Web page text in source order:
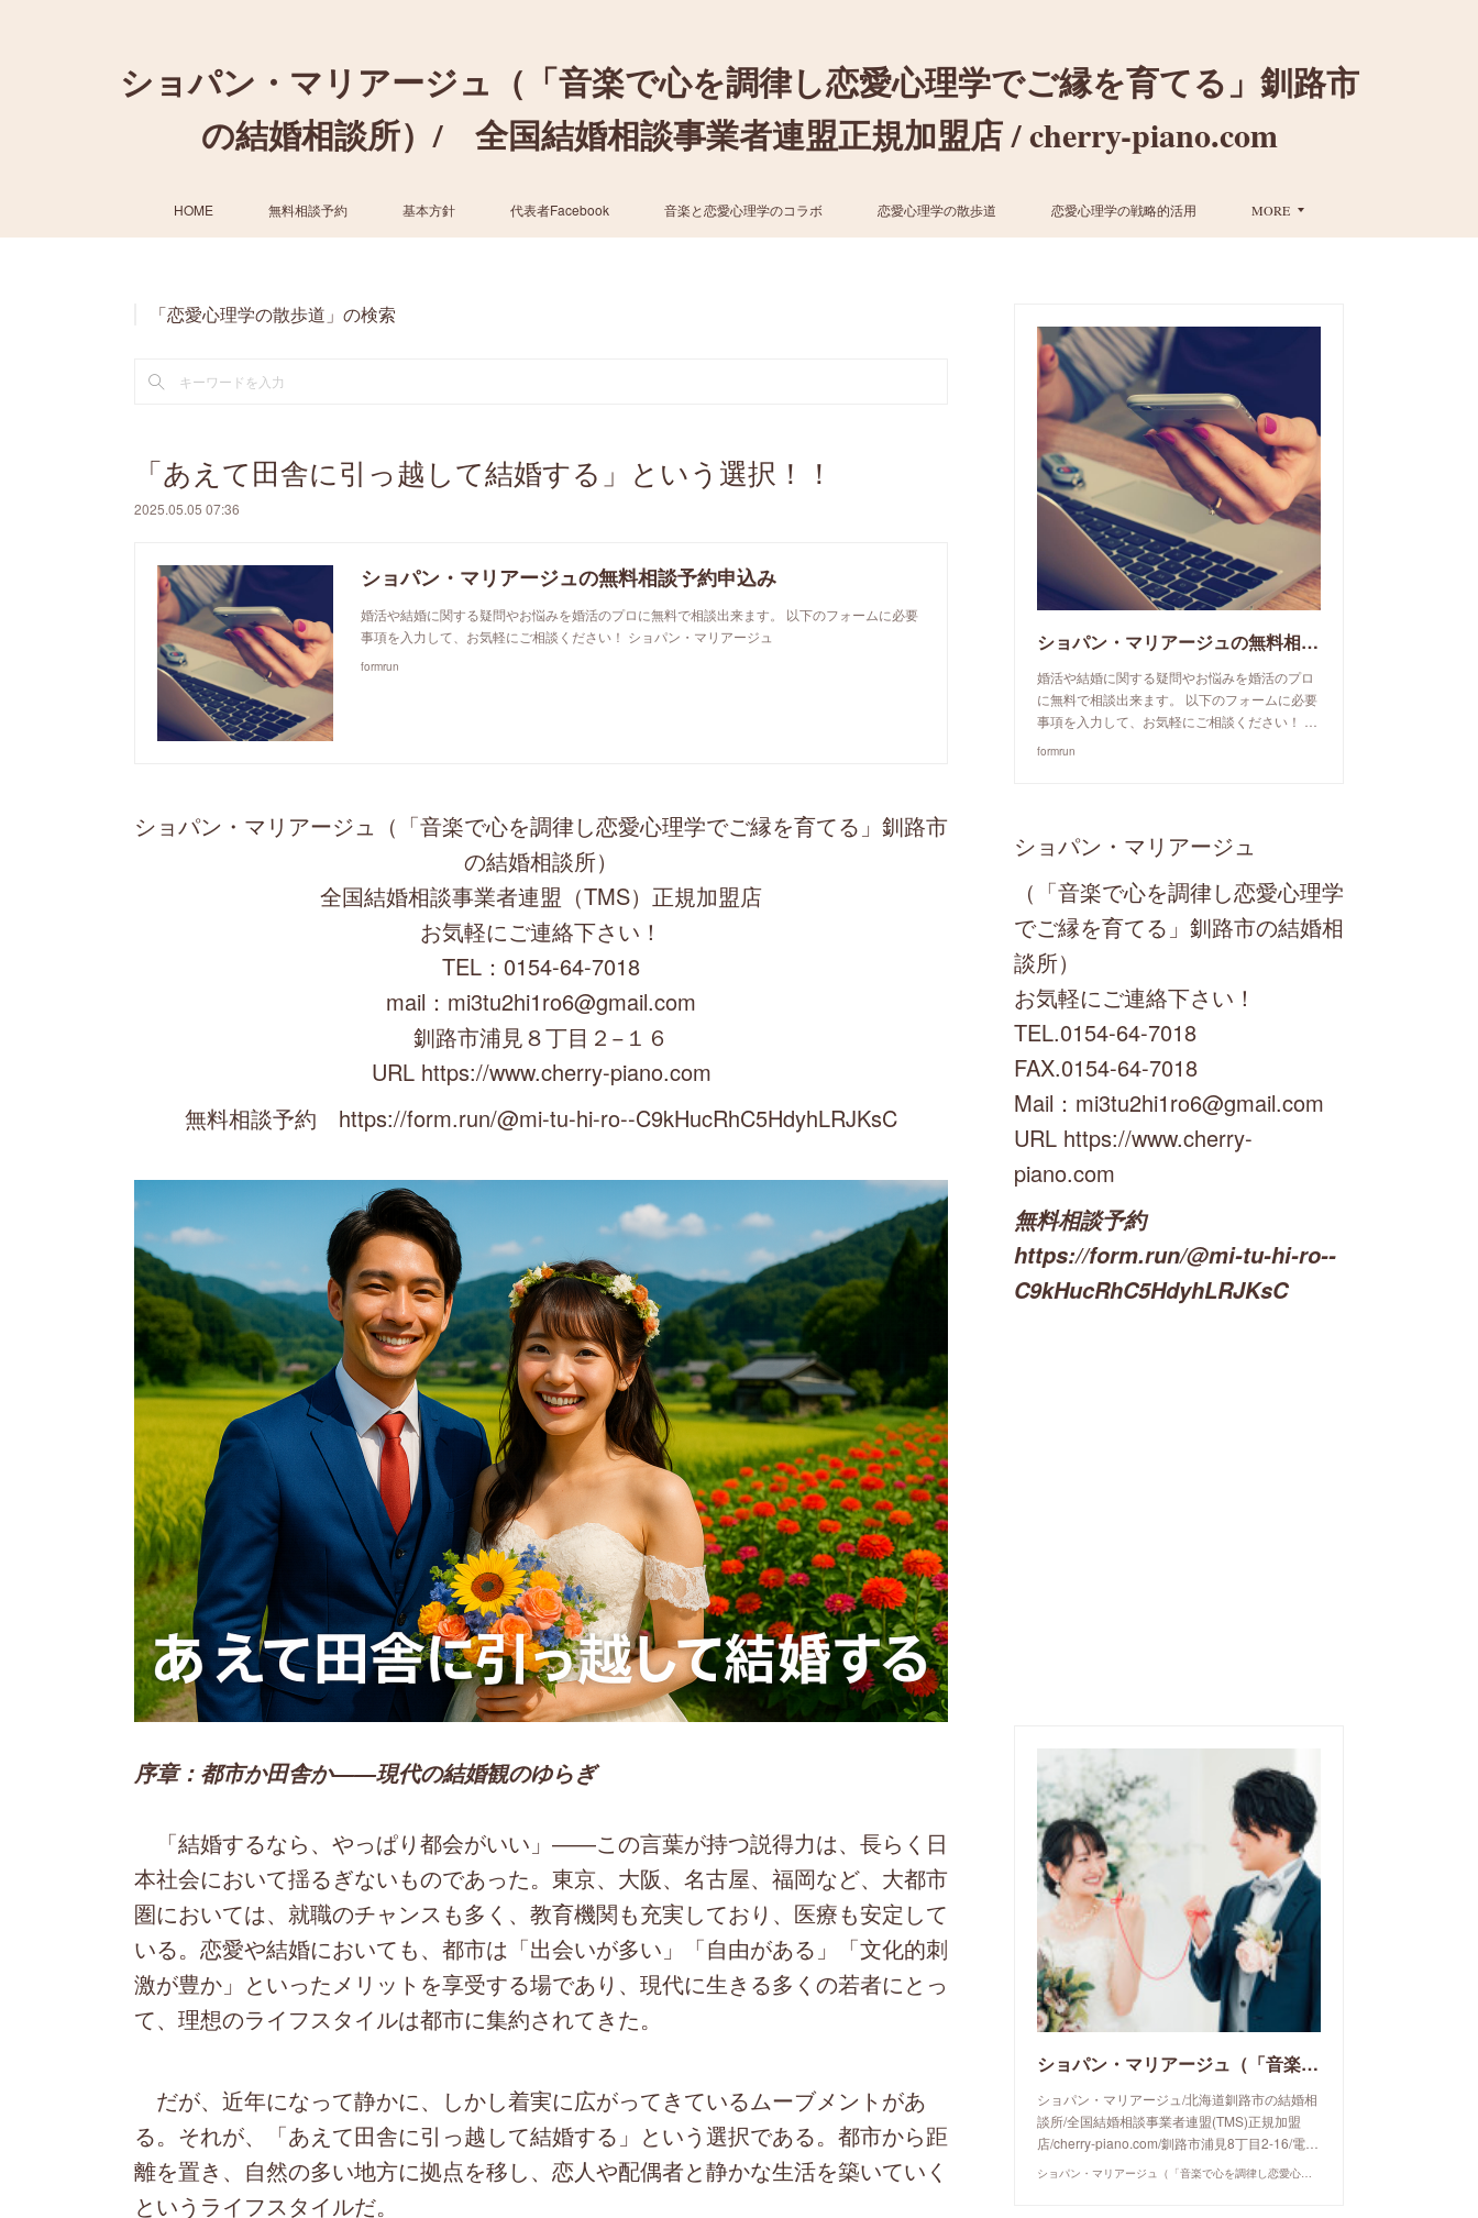
ショパン・マリアージュ（「音楽で心を調律し恋愛心理学でご縁を育てる」釧路市
の結婚相談所）/ 全国結婚相談事業者連盟正規加盟店 / cherry-piano.com
HOME 無料相談予約 基本方針 代表者Facebook 音楽と恋愛心理学のコラボ 恋愛心理学の散歩道 恋愛心理学の戦略的活用 MORE
「恋愛心理学の散歩道」の検索
「あえて田舎に引っ越して結婚する」という選択！！
2025.05.05 07:36
ショパン・マリアージュの無料相談予約申込み
婚活や結婚に関する疑問やお悩みを婚活のプロに無料で相談出来ます。 以下のフォームに必要
事項を入力して、お気軽にご相談ください！ ショパン・マリアージュ
formrun
ショパン・マリアージュ（「音楽で心を調律し恋愛心理学でご縁を育てる」釧路市
の結婚相談所）
全国結婚相談事業者連盟（TMS）正規加盟店
お気軽にご連絡下さい！
TEL：0154-64-7018
mail：mi3tu2hi1ro6@gmail.com
釧路市浦見８丁目２−１６
URL https://www.cherry-piano.com
無料相談予約 https://form.run/@mi-tu-hi-ro--C9kHucRhC5HdyhLRJKsC
序章：都市か田舎か――現代の結婚観のゆらぎ
「結婚するなら、やっぱり都会がいい」――この言葉が持つ説得力は、長らく日
本社会において揺るぎないものであった。東京、大阪、名古屋、福岡など、大都市
圏においては、就職のチャンスも多く、教育機関も充実しており、医療も安定して
いる。恋愛や結婚においても、都市は「出会いが多い」「自由がある」「文化的刺
激が豊か」といったメリットを享受する場であり、現代に生きる多くの若者にとっ
て、理想のライフスタイルは都市に集約されてきた。
だが、近年になって静かに、しかし着実に広がってきているムーブメントがあ
る。それが、「あえて田舎に引っ越して結婚する」という選択である。都市から距
離を置き、自然の多い地方に拠点を移し、恋人や配偶者と静かな生活を築いていく
というライフスタイルだ。
ショパン・マリアージュの無料相談予約申込み
婚活や結婚に関する疑問やお悩みを婚活のプロ
に無料で相談出来ます。 以下のフォームに必要
事項を入力して、お気軽にご相談ください！ …
formrun
ショパン・マリアージュ
（「音楽で心を調律し恋愛心理学
でご縁を育てる」釧路市の結婚相
談所）
お気軽にご連絡下さい！
TEL.0154-64-7018
FAX.0154-64-7018
Mail：mi3tu2hi1ro6@gmail.com
URL https://www.cherry-
piano.com
無料相談予約
https://form.run/@mi-tu-hi-ro--
C9kHucRhC5HdyhLRJKsC
ショパン・マリアージュ（「音楽で心を調律し恋愛心理学でご縁を育てる」釧路市の結婚相談所）/ 全国結婚相談事業者連盟正規加盟店 / cherry-piano.com
ショパン・マリアージュ/北海道釧路市の結婚相
談所/全国結婚相談事業者連盟(TMS)正規加盟
店/cherry-piano.com/釧路市浦見8丁目2-16/電…
ショパン・マリアージュ（「音楽で心を調律し恋愛心理学でご縁を育てる」釧路市の結婚相談所）/ 全国結婚相談事業者連盟正規加盟店 / cherry-piano.com